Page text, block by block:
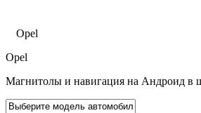
Opel
Opel
Магнитолы и навигация на Андроид в